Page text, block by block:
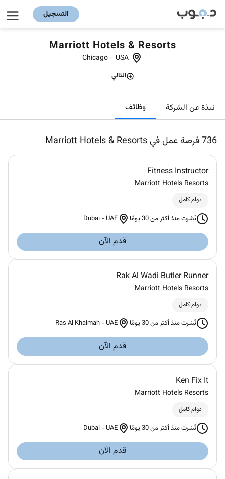
التسجيل
Marriott Hotels & Resorts
Chicago - USA
التالي
نبذة عن الشركة وظائف
736فرصة عمل في Marriott Hotels & Resorts
Fitness Instructor
Marriott Hotels Resorts
دوام كامل
نُشرت منذ أكثر من 30 يومًا Dubai -UAE
قدم الآن
Rak Al Wadi Butler Runner
Marriott Hotels Resorts
دوام كامل
نُشرت منذ أكثر من 30 يومًا Ras Al Khaimah -UAE
قدم الآن
Ken Fix It
Marriott Hotels Resorts
دوام كامل
نُشرت منذ أكثر من 30 يومًا Dubai -UAE
قدم الآن